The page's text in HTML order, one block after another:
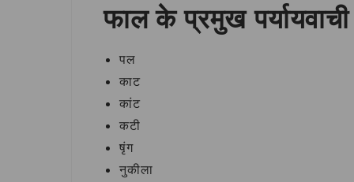
फाल के प्रमुख
पल
काट
कांट
कटी
षृंग
नुकीला